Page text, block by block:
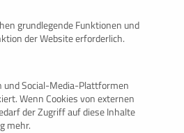
grundlegende Funktionen und
der Website erforderlich.
Social-Media-Plattformen
Wenn Cookies von externen
der Zugriff auf diese Inhalte
mehr.